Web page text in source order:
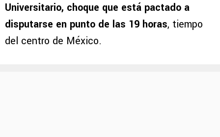
Universitario, choque que está pactado a
disputarse en punto de las 19 horas, tiempo
del centro de México.